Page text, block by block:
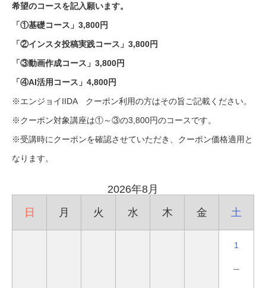
希望のコースを記入願います。
「①基礎コース」3,800円
「②インスタ投稿実践コース」3,800円
「③動画作成コース」3,800円
「④AI活用コース」4,800円
※エンジョイIIDA クーポン利用の方はその旨ご記載ください。
※クーポン対象講座は①～③の3,800円のコースです。
※受講時にクーポンを確認させていただき、クーポン価格適用と
なります。
2026年8月
日
月 火 水 木 金 土
1
－